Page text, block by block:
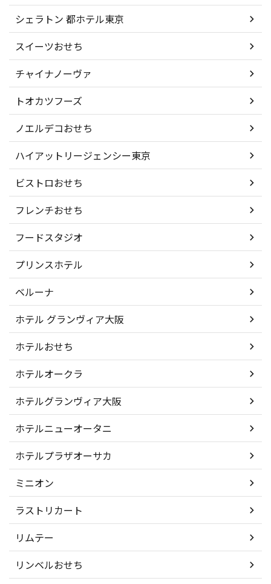
シェラトン 都ホテル東京
スイーツおせち
チャイナノーヴァ
トオカツフーズ
ノエルデコおせち
ハイアットリージェンシー東京
ビストロおせち
フレンチおせち
フードスタジオ
プリンスホテル
ベルーナ
ホテル グランヴィア大阪
ホテルおせち
ホテルオークラ
ホテルグランヴィア大阪
ホテルニューオータニ
ホテルプラザオーサカ
ミニオン
ラストリカート
リムテー
リンベルおせち